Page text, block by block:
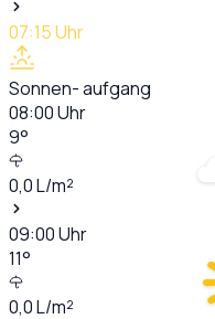
07:15Uhr
Sonnen- aufgang
08:00Uhr
9°
0,0L/m²
09:00Uhr
11°
0,0L/m²